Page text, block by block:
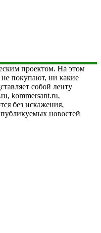
проектом. На этом
покупают, ни какие
собой ленту
kommersant.ru,
без искажения,
публикуемых новостей